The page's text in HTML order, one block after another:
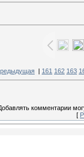
161 162 163
комментарии
[